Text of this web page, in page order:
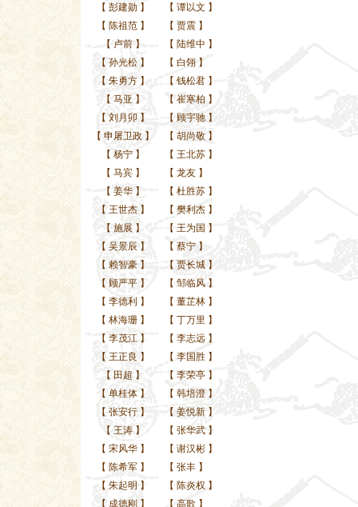
【 彭建勋】 【 谭以文 】
【 陈祖范】 【 贾震 】
【 卢前】 【 陆维中 】
【 孙光松】 【 白翎 】
【 朱勇方】 【 钱松君 】
【 马亚 】 【 崔寒柏 】
【 刘月卯 】 【 顾宇驰 】
【 申屠卫政】 【 胡尚敬 】
【 杨宁】 【 王北苏 】
【 马宾】 【 龙友 】
【 姜华】 【 杜胜苏 】
【 王世杰】 【 樊利杰 】
【 施展 】 【 王为国 】
【 吴景辰 】 【 蔡宁 】
【 赖智豪】 【 贾长城 】
【 顾严平】 【 邹临风 】
【 李德利 】 【 董芷林 】
【 林海珊】 【 丁万里 】
【 李茂江】 【 李志远 】
【 王正良 】 【 李国胜 】
【 田超 】 【 李荣亭 】
【 单桂体】 【 韩培澄 】
【 张安行】 【 姜悦新 】
【 王涛】 【 张华武 】
【 宋风华】 【 谢汉彬 】
【 陈希军】 【 张丰 】
【 朱起明 】 【 陈炎权 】
【 成德刚 】 【 高歌 】